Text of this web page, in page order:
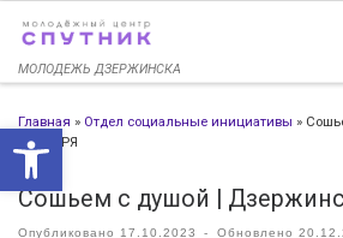
Открыть панель
Перейти к содержимому
МОЛОДЕЖЬ ДЗЕРЖИНСКА
Главная » Отдел социальные инициативы »
ОКТЯБРЯ
Сошьем с душой |
Опубликовано 17.10.2023 - Обновлено